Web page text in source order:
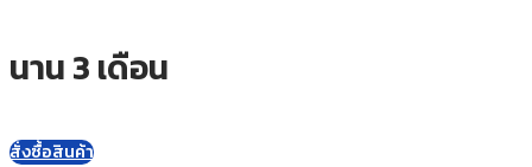
นาน 3 เดือน
สั่งซื้อสินค้า